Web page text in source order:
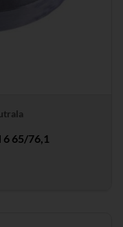
6 65/76,1